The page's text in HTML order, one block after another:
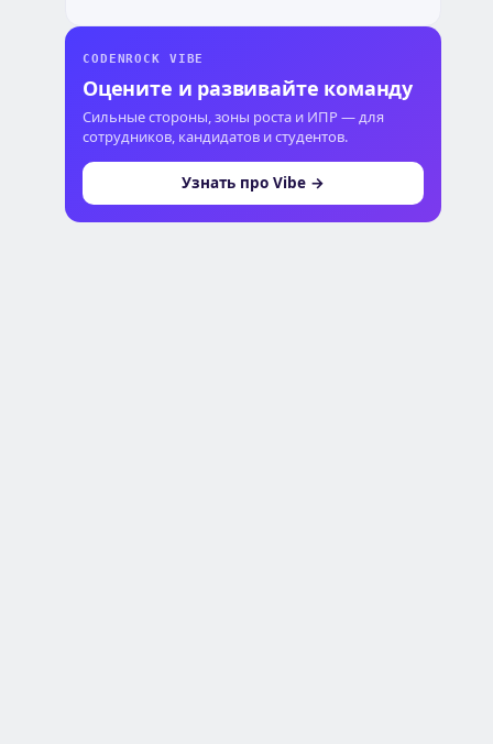
CODENROCK VIBE
Оцените и развивайте команду
Сильные стороны, зоны роста и ИПР — для
сотрудников, кандидатов и студентов.
Узнать про Vibe →